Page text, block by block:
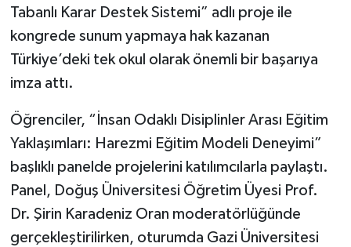
Tabanlı Karar Destek Sistemi” adlı proje ile
kongrede sunum yapmaya hak kazanan
Türkiye’deki tek okul olarak önemli bir başarıya
imza attı.
Öğrenciler, “İnsan Odaklı Disiplinler Arası Eğitim
Yaklaşımları: Harezmi Eğitim Modeli Deneyimi”
başlıklı panelde projelerini katılımcılarla paylaştı.
Panel, Doğuş Üniversitesi Öğretim Üyesi Prof.
Dr. Şirin Karadeniz Oran moderatörlüğünde
gerçekleştirilirken, oturumda Gazi Üniversitesi
TEKNOLOJİ